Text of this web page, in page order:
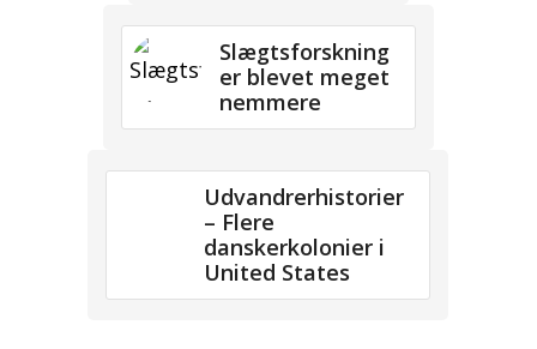
Slægtsforskning
er blevet meget
nemmere
Udvandrerhistorier
– Flere
danskerkolonier i
United States